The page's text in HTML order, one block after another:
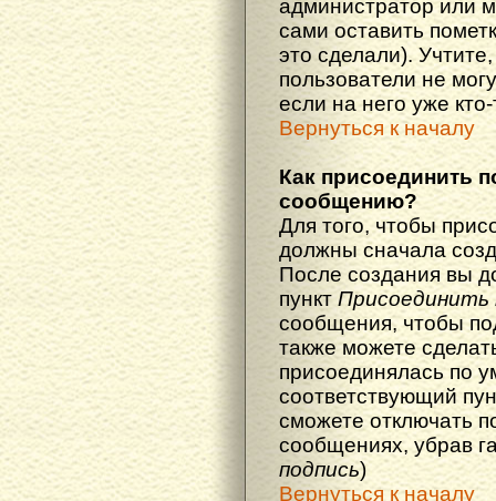
администратор или
сами оставить
это сделали).
пользователи не
если на него уже
Вернуться к началу
Как присоединить
сообщению?
Для того, чтобы
должны сначала
После создания вы
пункт Присоединить
сообщения, чтобы
также можете
присоединялась по
соответствующий
сможете отключать
сообщениях, убрав
подпись)
Вернуться к началу